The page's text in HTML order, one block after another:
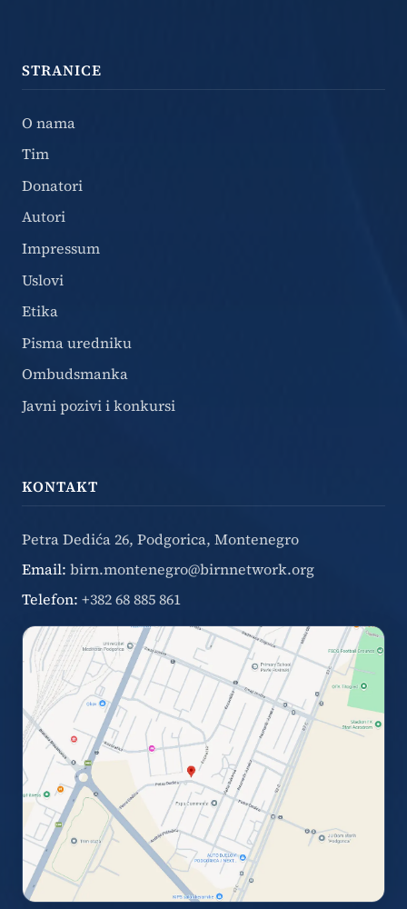
STRANICE
O nama
Tim
Donatori
Autori
Impressum
Uslovi
Etika
Pisma uredniku
Ombudsmanka
Javni pozivi i konkursi
KONTAKT
Petra Dedića 26, Podgorica, Montenegro
Email: birn.montenegro@birnnetwork.org
Telefon: +382 68 885 861